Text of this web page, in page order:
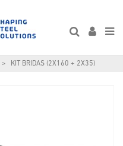
KIT BRIDAS (2X160 + 2X35)